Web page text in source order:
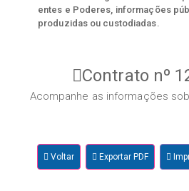
entes e Poderes, informações
produzidas ou custodiadas.
Contrato nº
Acompanhe as informações
Voltar Exportar PDF